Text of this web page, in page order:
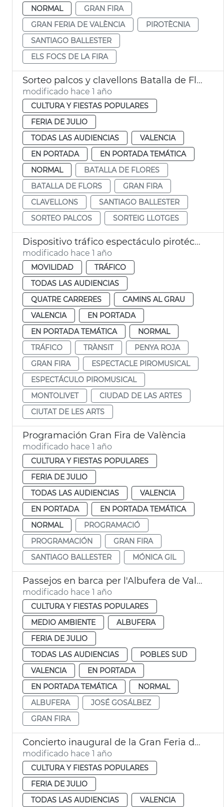
NORMAL
GRAN FIRA
GRAN FERIA DE VALÈNCIA
PIROTÈCNIA
SANTIAGO BALLESTER
ELS FOCS DE LA FIRA
Sorteo palcos y clavellons Batalla de Flores València
modificado hace 1 año
CULTURA Y FIESTAS POPULARES
FERIA DE JULIO
TODAS LAS AUDIENCIAS
VALENCIA
EN PORTADA
EN PORTADA TEMÁTICA
NORMAL
BATALLA DE FLORES
BATALLA DE FLORS
GRAN FIRA
CLAVELLONS
SANTIAGO BALLESTER
SORTEO PALCOS
SORTEIG LLOTGES
Dispositivo tráfico espectáculo pirotécnico Gran Fira
modificado hace 1 año
MOVILIDAD
TRÁFICO
TODAS LAS AUDIENCIAS
QUATRE CARRERES
CAMINS AL GRAU
VALENCIA
EN PORTADA
EN PORTADA TEMÁTICA
NORMAL
TRÁFICO
TRÀNSIT
PENYA ROJA
GRAN FIRA
ESPECTACLE PIROMUSICAL
ESPECTÁCULO PIROMUSICAL
MONTOLIVET
CIUDAD DE LAS ARTES
CIUTAT DE LES ARTS
Programación Gran Fira de València
modificado hace 1 año
CULTURA Y FIESTAS POPULARES
FERIA DE JULIO
TODAS LAS AUDIENCIAS
VALENCIA
EN PORTADA
EN PORTADA TEMÁTICA
NORMAL
PROGRAMACIÓ
PROGRAMACIÓN
GRAN FIRA
SANTIAGO BALLESTER
MÓNICA GIL
Passejos en barca per l'Albufera de València Gran Fira
modificado hace 1 año
CULTURA Y FIESTAS POPULARES
MEDIO AMBIENTE
ALBUFERA
FERIA DE JULIO
TODAS LAS AUDIENCIAS
POBLES SUD
VALENCIA
EN PORTADA
EN PORTADA TEMÁTICA
NORMAL
ALBUFERA
JOSÉ GOSÁLBEZ
GRAN FIRA
Concierto inaugural de la Gran Feria de València
modificado hace 1 año
CULTURA Y FIESTAS POPULARES
FERIA DE JULIO
TODAS LAS AUDIENCIAS
VALENCIA